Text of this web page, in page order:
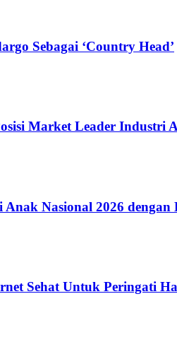
Sebagai ‘Country Head’
Market Leader Industri
Nasional 2026
Sehat Untuk Peringati